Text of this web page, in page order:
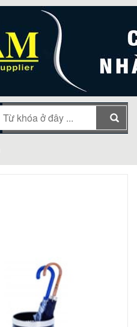
MAIN MENU